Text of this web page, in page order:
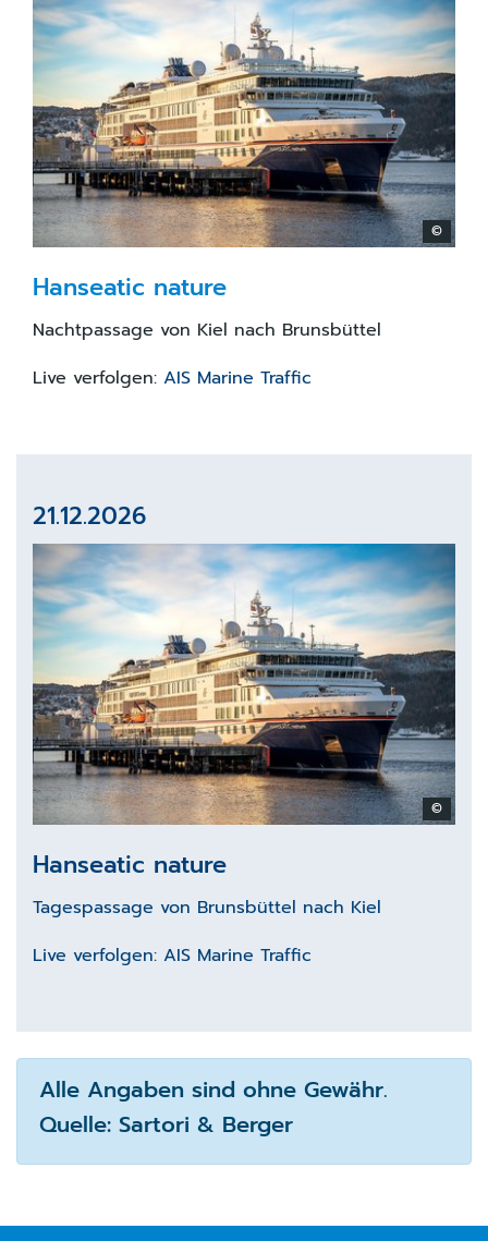
©
Hanseatic nature
Nachtpassage von Kiel nach Brunsbüttel
Live verfolgen: AIS Marine Traffic
21.12.2026
©
Hanseatic nature
Tagespassage von Brunsbüttel nach Kiel
Live verfolgen: AIS Marine Traffic
Alle Angaben sind ohne Gewähr.
Quelle: Sartori & Berger